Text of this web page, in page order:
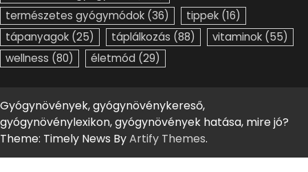
természetes gyógymódok (36) tippek (16)
tápanyagok (25) táplálkozás (88) vitaminok (55)
wellness (80) életmód (29)
Gyógynövények, gyógynövénykereső,
gyógynövénylexikon, gyógynövények hatása, mire jó?
Theme: Timely News ByArtify Themes.